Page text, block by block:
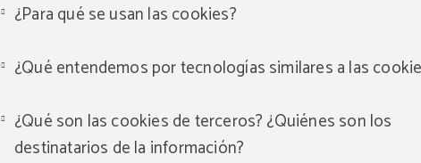
¿Para qué se usan las cookies?
¿Qué entendemos por tecnologías similares a las
¿Qué son las cookies de terceros? ¿Quiénes son los
destinatarios de la información?